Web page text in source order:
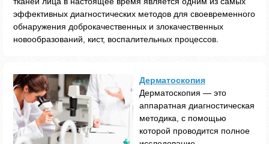
эффективных диагностических методов для своевременного
обнаружения доброкачественных и злокачественных
новообразований, кист, воспалительных процессов.
Дерматоскопия
Дерматоскопия — это
аппаратная диагностическая
методика, с помощью
которой проводится полное